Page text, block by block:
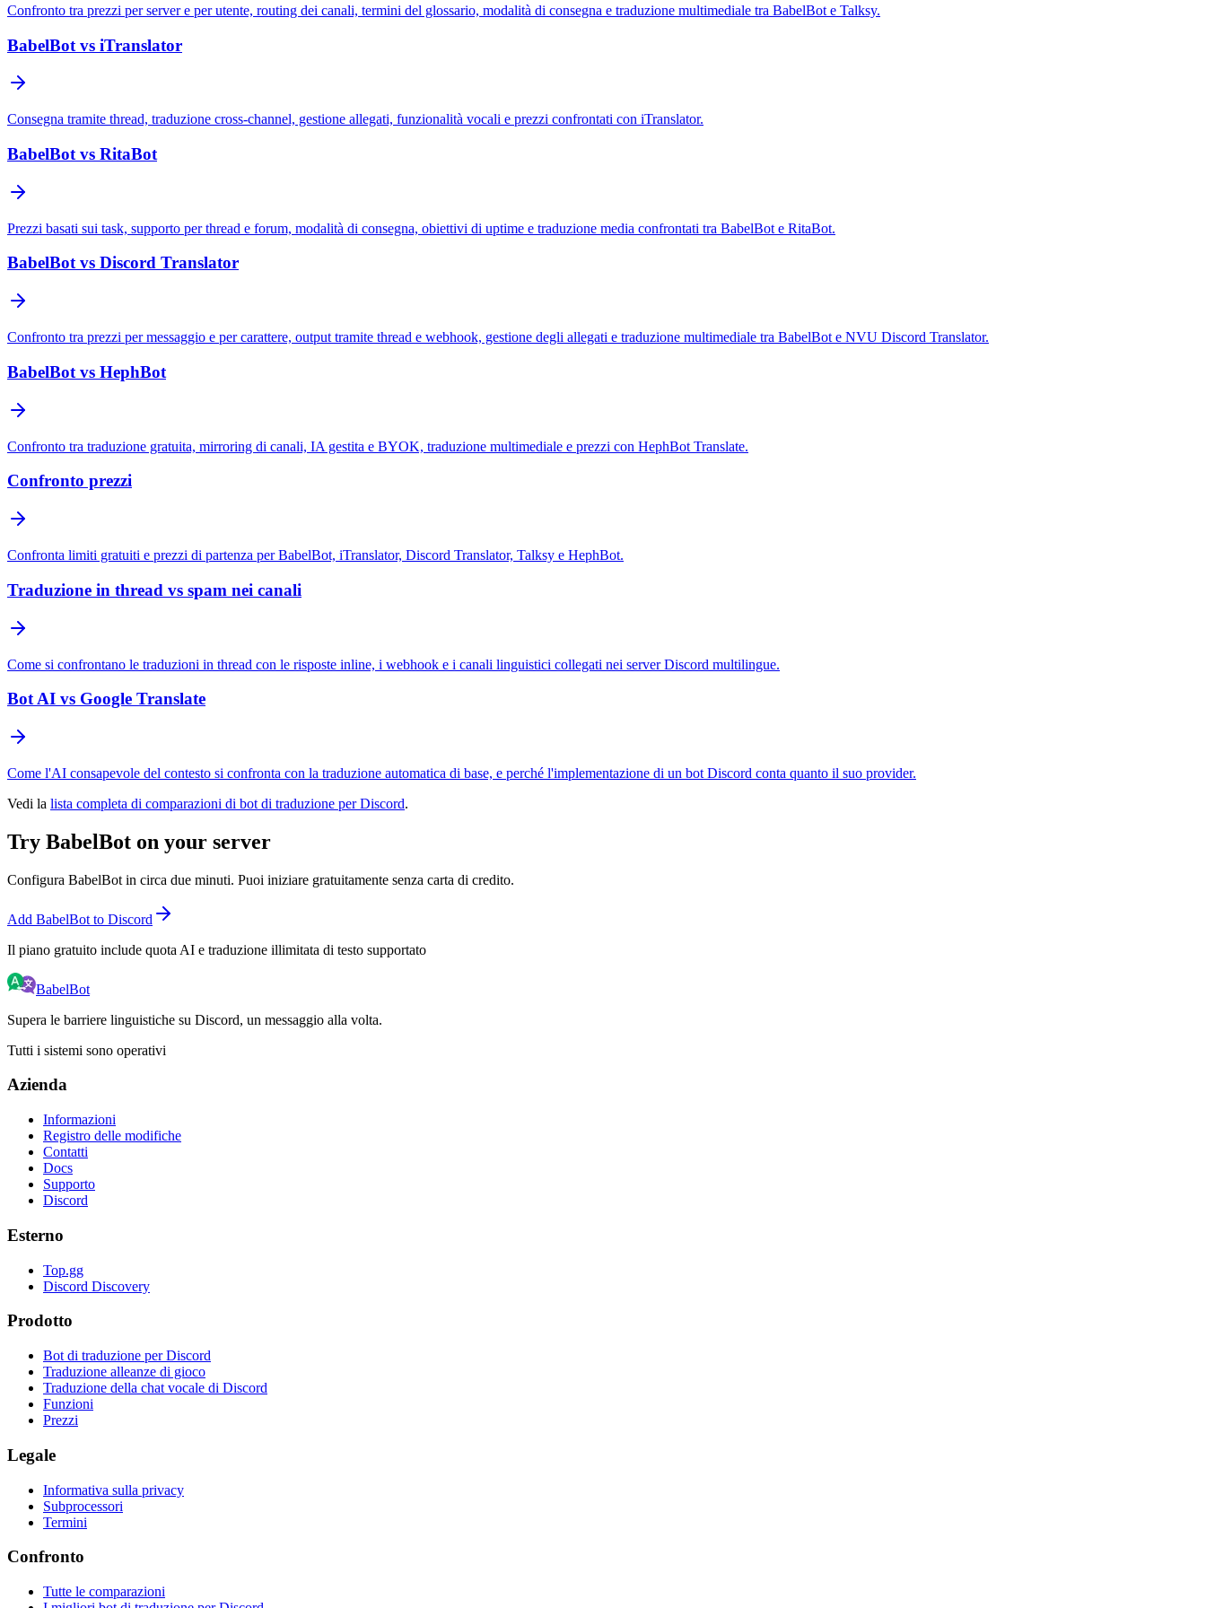
Confronto tra prezzi per server e per utente, routing dei canali, termini del glossario, modalità di consegna e traduzione multimediale tra BabelBot e Talksy.
BabelBot vs iTranslator
Consegna tramite thread, traduzione cross-channel, gestione allegati, funzionalità vocali e prezzi confrontati con iTranslator.
BabelBot vs RitaBot
Prezzi basati sui task, supporto per thread e forum, modalità di consegna, obiettivi di uptime e traduzione media confrontati tra BabelBot e RitaBot.
BabelBot vs Discord Translator
Confronto tra prezzi per messaggio e per carattere, output tramite thread e webhook, gestione degli allegati e traduzione multimediale tra BabelBot e NVU Discord Translator.
BabelBot vs HephBot
Confronto tra traduzione gratuita, mirroring di canali, IA gestita e BYOK, traduzione multimediale e prezzi con HephBot Translate.
Confronto prezzi
Confronta limiti gratuiti e prezzi di partenza per BabelBot, iTranslator, Discord Translator, Talksy e HephBot.
Traduzione in thread vs spam nei canali
Come si confrontano le traduzioni in thread con le risposte inline, i webhook e i canali linguistici collegati nei server Discord multilingue.
Bot AI vs Google Translate
Come l'AI consapevole del contesto si confronta con la traduzione automatica di base, e perché l'implementazione di un bot Discord conta quanto il suo provider.
Vedi la lista completa di comparazioni di bot di traduzione per Discord.
Try BabelBot on your server
Configura BabelBot in circa due minuti. Puoi iniziare gratuitamente senza carta di credito.
Add BabelBot to Discord
Il piano gratuito include quota AI e traduzione illimitata di testo supportato
BabelBot
Supera le barriere linguistiche su Discord, un messaggio alla volta.
Tutti i sistemi sono operativi
Azienda
Informazioni
Registro delle modifiche
Contatti
Docs
Supporto
Discord
Esterno
Top.gg
Discord Discovery
Prodotto
Bot di traduzione per Discord
Traduzione alleanze di gioco
Traduzione della chat vocale di Discord
Funzioni
Prezzi
Legale
Informativa sulla privacy
Subprocessori
Termini
Confronto
Tutte le comparazioni